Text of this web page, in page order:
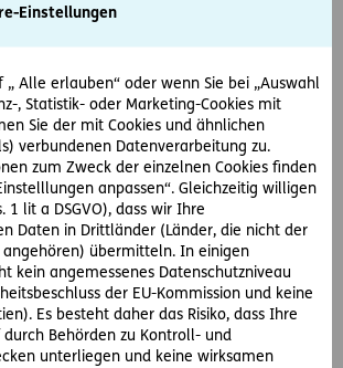
Einstellungen
Alle erlauben“ oder wenn Sie bei „Auswahl
, Statistik- oder Marketing-Cookies mit
Sie der mit Cookies und ähnlichen
verbundenen Datenverarbeitung zu.
zum Zweck der einzelnen Cookies finden
anpassen“. Gleichzeitig willigen
1 lit a DSGVO), dass wir Ihre
Daten in Drittländer (Länder, die nicht der
angehören) übermitteln. In einigen
kein angemessenes Datenschutzniveau
der EU-Kommission und keine
Es besteht daher das Risiko, dass Ihre
Behörden zu Kontroll- und
unterliegen und keine wirksamen
schwerer Körperverletzung
gerichtliche Verurteilung
die D.A.S. Rechtsschutz AG ein. Diese
Partneranwältin zur Seite, die Frau
vertritt. Die Richterin bietet den
Diversion an.
rät Frau N., diese anzunehmen. Denn
alle an der Rauferei Beteiligten die
ersparen und es gebe
Verurteilung und Eintragung ins
N. könnte stattdessen ein paar Stunden
leisten.